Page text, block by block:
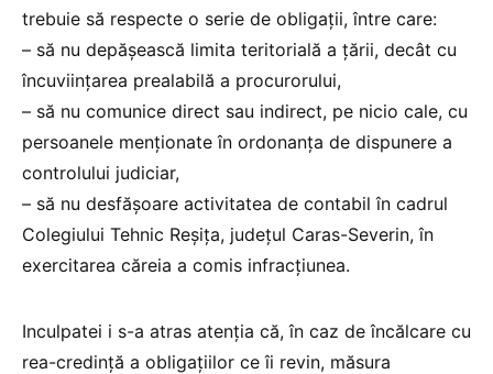
trebuie să respecte o serie de obligații, între care:
– să nu depășească limita teritorială a țării, decât cu
încuviințarea prealabilă a procurorului,
– să nu comunice direct sau indirect, pe nicio cale, cu
persoanele menționate în ordonanța de dispunere a
controlului judiciar,
– să nu desfășoare activitatea de contabil în cadrul
Colegiului Tehnic Reșița, județul Caras-Severin, în
exercitarea căreia a comis infracțiunea.
Inculpatei i s-a atras atenția că, în caz de încălcare cu
rea-credință a obligațiilor ce îi revin, măsura